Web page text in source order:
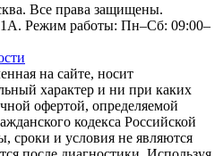
Все права защищены.
Режим работы: Пн–Сб: 09:00–
на сайте, носит
характер и ни при каких
офертой, определяемой
кодекса Российской
сроки и условия не являются